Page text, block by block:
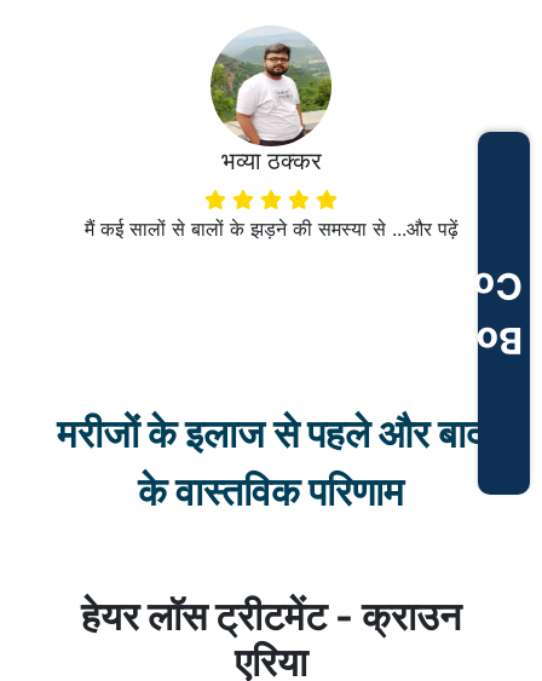
भव्या ठक्कर
मैं कई सालों से बालों के झड़ने की समस्या से ...और पढ़ें
मरीजों के इलाज से पहले और बाद
के वास्तविक परिणाम
हेयर लॉस ट्रीटमेंट - क्राउन
एरिया
Book
Consultation